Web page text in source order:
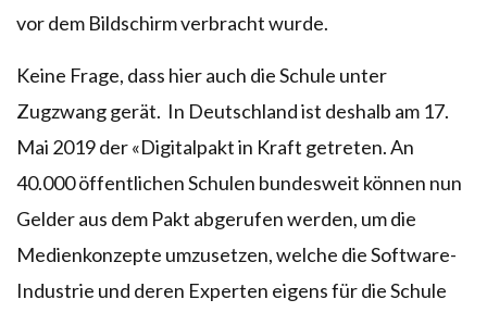
vor dem Bildschirm verbracht wurde.
Keine Frage, dass hier auch die Schule unter
Zugzwang gerät. In Deutschland ist deshalb am 17.
Mai 2019 der «Digitalpakt in Kraft getreten. An
40.000 öffentlichen Schulen bundesweit können nun
Gelder aus dem Pakt abgerufen werden, um die
Medienkonzepte umzusetzen, welche die Software-
Industrie und deren Experten eigens für die Schule